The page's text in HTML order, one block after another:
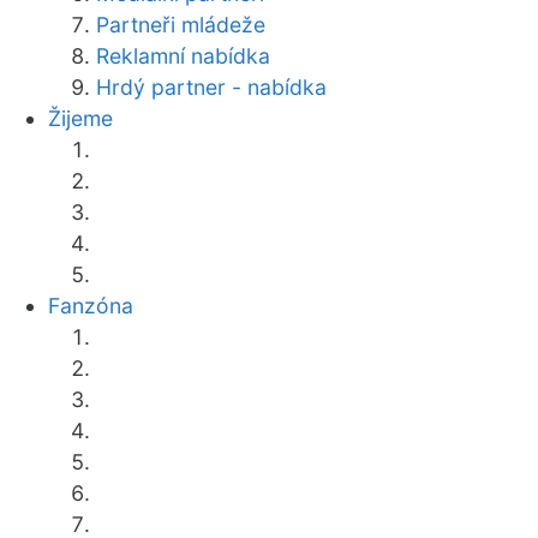
Partneři mládeže
Reklamní nabídka
Hrdý partner - nabídka
Žijeme
Fanzóna